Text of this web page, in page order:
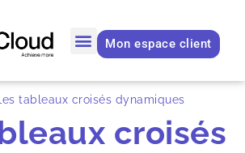
Mon espace client
tableaux croisés dynamiques
croisés